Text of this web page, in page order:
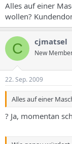
Alles auf einer
wollen?
C cjmatsel
New
22. Sep. 2009
Alles auf einer
? Ja, momentan